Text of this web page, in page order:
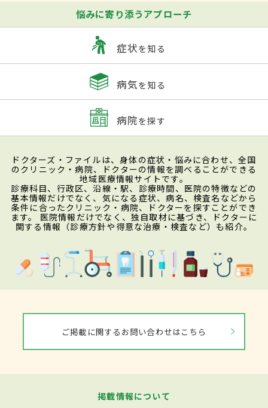
悩みに寄り添うアプローチ
症状を知る
病気を知る
病院を探す
ドクターズ・ファイルは、身体の症状・悩みに合わせ、全国
のクリニック・病院、ドクターの情報を調べることができる
地域医療情報サイトです。
診療科目、行政区、沿線・駅、診療時間、医院の特徴などの
基本情報だけでなく、気になる症状、病名、検査名などから
条件に合ったクリニック・病院、ドクターを探すことができ
ます。 医院情報だけでなく、独自取材に基づき、ドクターに
関する情報（診療方針や得意な治療・検査など）も紹介。
ご掲載に関するお問い合わせはこちら
掲載情報について